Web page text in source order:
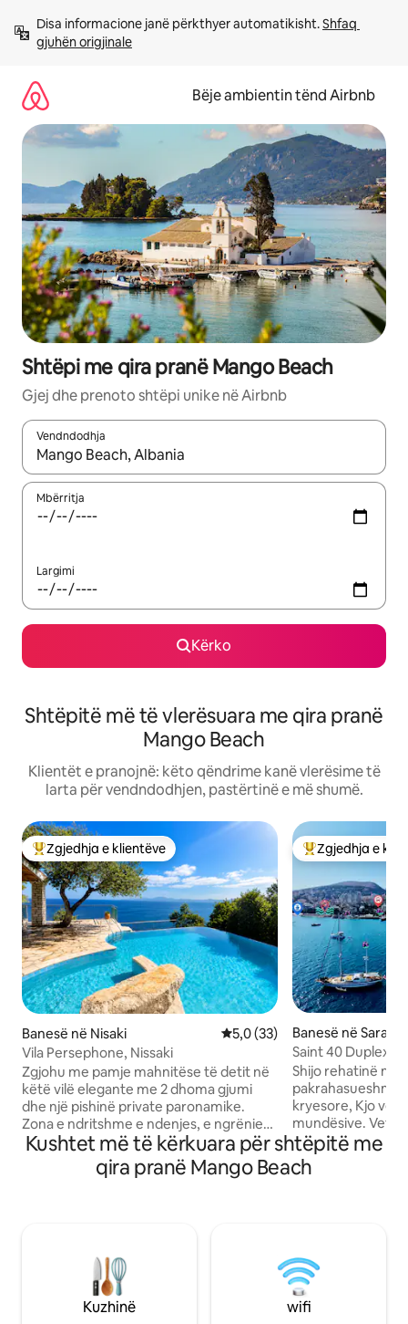
përmbajtja
Disa informacione janë përkthyer automatikisht. Shfaq
gjuhën origjinale
Bëje ambientin tënd Airbnb
Shtëpi me qira pranë Mango Beach
Gjej dhe prenoto shtëpi unike në Airbnb
Vendndodhja
Kur rezultatet të jenë të disponueshme, lëviz me butonat e
Mbërritja
Largimi
Kërko
Shtëpitë më të vlerësuara me qira pranë
Mango Beach
Klientët e pranojnë: këto qëndrime kanë vlerësime të
larta për vendndodhjen, pastërtinë e më shumë.
Më të mirat e zgjedhjeve të klientëve
Zgjedhja e klientëve
Banesë në Nisaki Vlerësimi mesatar 5,0 nga 5,
5,0 (33)
Vila Persephone, Nissaki
Zgjohu me pamje mahnitëse të detit në
këtë vilë elegante me 2 dhoma gjumi
dhe një pishinë private paronamike.
Zona e ndritshme e ndenjes, e ngrënies
dhe e kuzhinës me plan të hapur të çon
në një tarracë të gjerë, të përsosur për
të ngrënë në ajër të hapur dhe për të
kopshti, të dyja me TV dhe ajër të
kondicionuar. Relaksohu në shezlongët
pranë pishinës dhe shijo vendndodhjen e
pakrahasueshme: plazhi, tavernat,
Më të mirat e
Zgjedhja e
Banesë në
Saint 40 Duplex |
qendra dhe jeta e
Shijo rehatinë
kryesore, Kjo vë
mundësive.
deri në plazh, 4
e Qytetit, Dhe 10
Është baza e
Saint 40 janë në
është më shumë
shtëpia jote larg
dhe na lejo ta
Kushtet më të kërkuara për shtëpitë me
qira pranë Mango Beach
Kuzhinë wifi